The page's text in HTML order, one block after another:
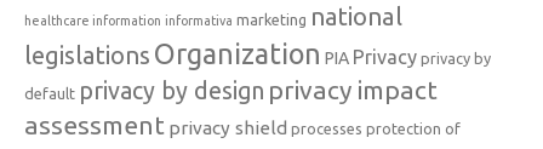
healthcare information informativa marketing national
legislations Organization PIA Privacy privacy by
default privacy by design privacy impact
assessment privacy shield processes protection of